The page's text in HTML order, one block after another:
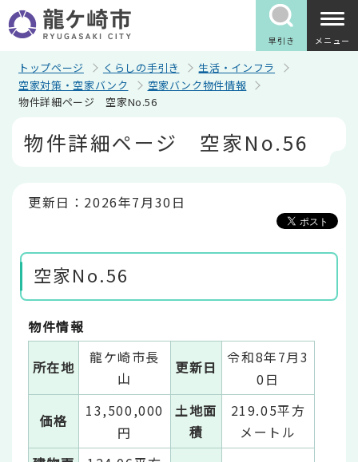
の
ペ
早引き メニュー
トップページ くらしの手引き
生活・インフラ
空家対策・空家バンク
空家バンク物件情報
物件詳細ページ 空家No.56
物件詳細ページ 空家No.56
更新日：2026年7月30日
空家No.56
物件情報
所在地
龍ケ崎市長
山
更新日
令和8年7月3
0日
価格
13,500,000
円
土地面
積
219.05平方
メートル